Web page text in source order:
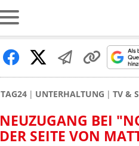
TAG24 UNTERHALTUNG TV &
NEUZUGANG BEI
DER SEITE VON